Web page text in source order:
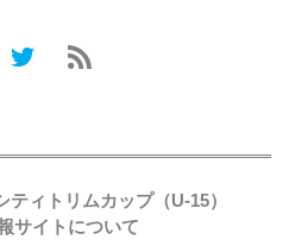
ティトリムカップ（U-15）
サイトについて